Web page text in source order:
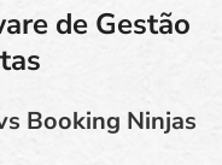
de Gestão
Booking Ninjas